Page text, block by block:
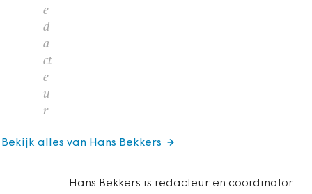
e
d
a
ct
e
u
r
Hans Bekkers is redacteur en coördinator
Bekijk alles van Hans Bekkers